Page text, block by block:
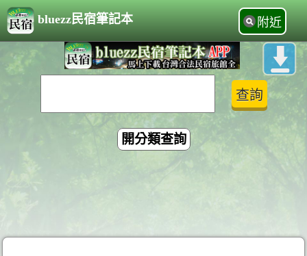
bluezz民宿筆記本 附近
開分類查詢